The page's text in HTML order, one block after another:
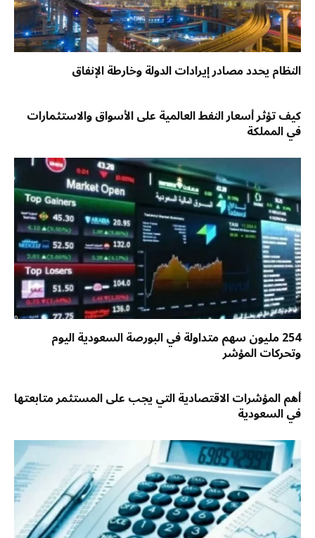
النظام يحدد مصادر إيرادات الدولة وخارطة الإنفاق
كيف تؤثر أسعار النفط العالمية على الأسواق والاستثمارات
في المملكة
254 مليون سهم متداولة في البورصة السعودية اليوم
وتحركات المؤشر
أهم المؤشرات الاقتصادية التي يجب على المستثمر متابعتها
في السعودية